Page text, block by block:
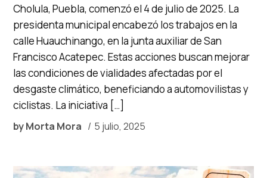
byMorta Mora 5 julio, 2025
Cholula, Puebla, comenzó el 4 de julio de 2025. La
presidenta municipal encabezó los trabajos en la
calle Huauchinango, en la junta auxiliar de San
Francisco Acatepec. Estas acciones buscan mejorar
las condiciones de vialidades afectadas por el
desgaste climático, beneficiando a automovilistas y
ciclistas. La iniciativa […]